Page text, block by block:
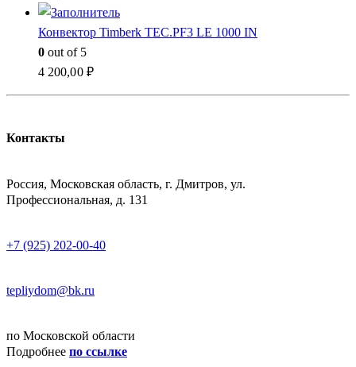
Конвектор Timberk TEC.PF3 LE 1000 IN
0 out of 5
4 200,00 ₽
Контакты
Россия, Московская область, г. Дмитров, ул.
Профессиональная, д. 131
+7 (925) 202-00-40
tepliydom@bk.ru
по Московской области
Подробнее по ссылке